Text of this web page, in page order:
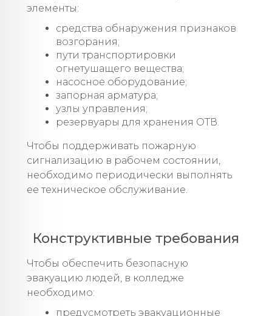
элементы:
средства обнаружения признаков
возгорания;
пути транспортировки
огнетушащего вещества;
насосное оборудование;
запорная арматура;
узлы управления;
резервуары для хранения ОТВ.
Чтобы поддерживать пожарную
сигнализацию в рабочем состоянии,
необходимо периодически выполнять
ее техническое обслуживание.
Конструктивные требования
Чтобы обеспечить безопасную
эвакуацию людей, в колледже
необходимо:
предусмотреть эвакуационные